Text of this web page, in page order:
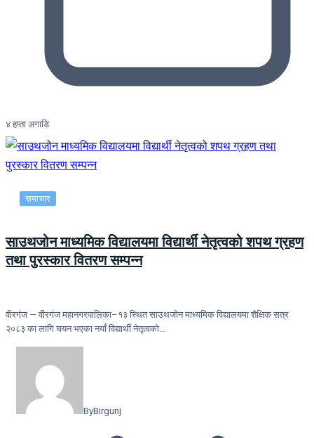
४ हप्ता अगाडि
समाचार
साउथजोन माध्यमिक विद्यालयमा विद्यार्थी नेतृत्वको शपथ ग्रहण
तथा पुरस्कार वितरण सम्पन्न
वीरगंज — वीरगंज महानगरपालिका–१३ स्थित साउथजोन माध्यमिक विद्यालयमा शैक्षिक सत्र
२०८३ का लागि चयन भएका नयाँ विद्यार्थी नेतृत्वको…
ByBirgunj